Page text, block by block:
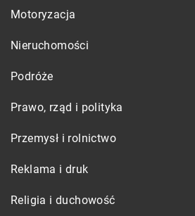
Motoryzacja
Nieruchomości
Podróże
Prawo, rząd i polityka
Przemysł i rolnictwo
Reklama i druk
Religia i duchowość